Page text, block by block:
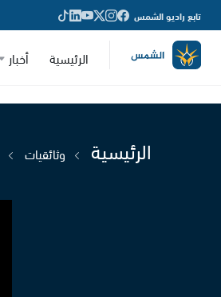
تابع راديو الشمس
الرئيسية أخبار
الرئيسية وثائقيات